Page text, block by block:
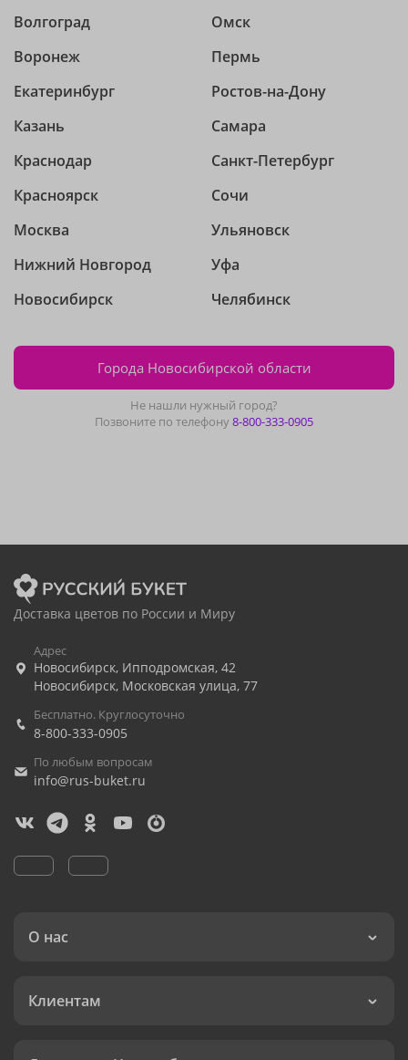
Волгоград
Воронеж
Екатеринбург
Казань
Краснодар
Красноярск
Москва
Нижний Новгород
Новосибирск
Омск
Пермь
Ростов-на-Дону
Самара
Санкт-Петербург
Сочи
Ульяновск
Уфа
Челябинск
Города Новосибирской области
Не нашли нужный город?
Позвоните по телефону8-800-333-0905
Доставка цветов по России и Миру
Адрес
Новосибирск, Ипподромская, 42
Новосибирск, Московская улица, 77
Бесплатно. Круглосуточно
8-800-333-0905
По любым вопросам
info@rus-buket.ru
О нас
Клиентам